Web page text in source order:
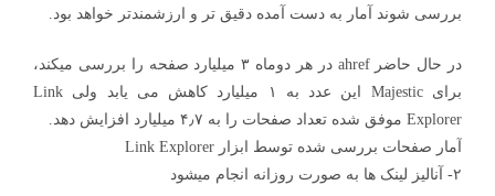
بررسی شوند آمار به دست آمده دقیق تر و ارزشمندتر خواهد بود.
در حال حاضر ahref در هر دوماه ۳ میلیارد صفحه را بررسی میکند،
برای Majestic این عدد به ۱ میلیارد کاهش می یابد ولی Link
Explorer موفق شده تعداد صفحات را به ۴٫۷ میلیارد افزایش دهد.
آمار صفحات بررسی شده توسط ابزار Link Explorer
۲- آنالیز لینک ها به صورت روزانه انجام میشود